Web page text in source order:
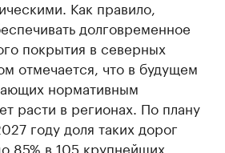
Как правило,
долговременное
покрытия в северных
отмечается, что в будущем
нормативным
расти в регионах. По плану
году доля таких дорог
85% в 105 крупнейших